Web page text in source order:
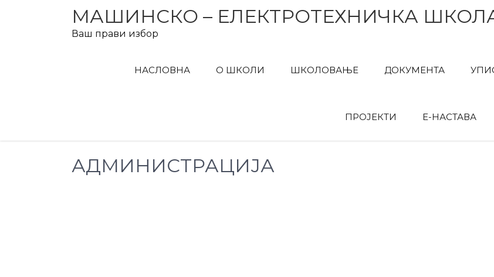
МАШИНСКО – ЕЛЕКТРОТЕХНИЧКА
Ваш прави избор
НАСЛОВНА О ШКОЛИ ШКОЛОВАЊЕ ДОКУМЕНТА
ПРОЈЕКТИ Е-НАСТАВА
АДМИНИСТРАЦИЈА